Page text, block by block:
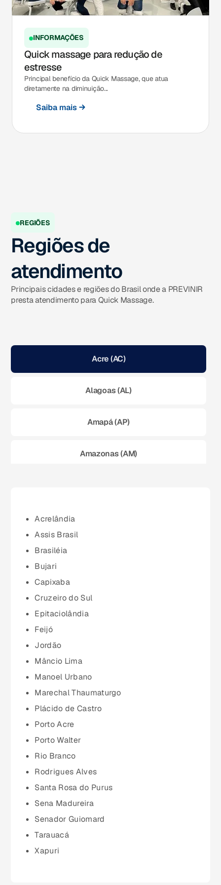
INFORMAÇÕES
Quick massage para redução de
estresse
Principal benefício da Quick Massage, que atua
diretamente na diminuição...
Saiba mais
REGIÕES
Regiões de
atendimento
Principais cidades e regiões do Brasil onde a PREVINIR
presta atendimento para Quick Massage.
Acre (AC)
Alagoas (AL)
Amapá (AP)
Amazonas (AM)
Maranhão (MA)
Paraíba (PB)
Paraná (PR)
Acrelândia
Assis Brasil
Brasiléia
Bujari
Capixaba
Cruzeiro do Sul
Epitaciolândia
Feijó
Jordão
Mâncio Lima
Manoel Urbano
Marechal Thaumaturgo
Plácido de Castro
Porto Acre
Porto Walter
Rio Branco
Rodrigues Alves
Santa Rosa do Purus
Sena Madureira
Senador Guiomard
Tarauacá
Xapuri